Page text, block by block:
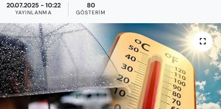
20.07.2025 - 10:22
YAYINLANMA
80
GÖSTERIM
SAĞLIK
SPOR
KÜLTÜR-SANAT
MAGAZİN